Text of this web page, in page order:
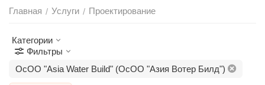
Главная / Услуги / Проектирование
Категории
Фильтры
ОсОО "Asia Water Build" (ОсОО "Азия Вотер Билд")